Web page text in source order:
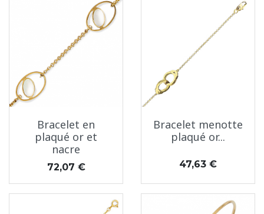
Bracelet en
plaqué or et
nacre
Prix
72,07 €
Bracelet menotte
plaqué or...
Prix
47,63 €